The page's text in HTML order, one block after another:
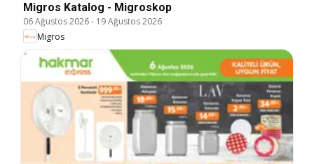
Migros Katalog - Migroskop
06 Ağustos 2026- 19 Ağustos 2026
Migros